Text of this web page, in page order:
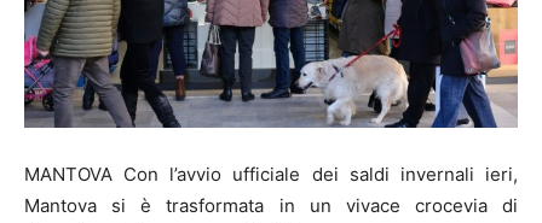
MANTOVA Con l’avvio ufficiale dei saldi invernali ieri,
Mantova si è trasformata in un vivace crocevia di